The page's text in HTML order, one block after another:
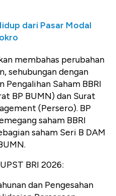
dari Pasar Modal
membahas perubahan
sehubungan dengan
Pengalihan Saham BBRI
BP BUMN) dan Surat
(Persero). BP
saham BBRI
saham Seri B DAM
BRI 2026:
dan Pengesahan